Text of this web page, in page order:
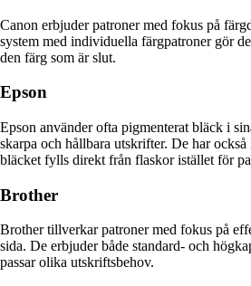
Canon erbjuder patroner med fokus på
system med individuella färgpatroner gör
den färg som är slut.
Epson
Epson använder ofta pigmenterat bläck i
skarpa och hållbara utskrifter. De har
bläcket fylls direkt från flaskor istället för
Brother
Brother tillverkar patroner med fokus på
sida. De erbjuder både standard- och
passar olika utskriftsbehov.